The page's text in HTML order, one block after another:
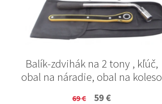
Balík-zdvihák na 2 tony , kľúč,
obal na náradie, obal na koleso
69€
Original
59 €